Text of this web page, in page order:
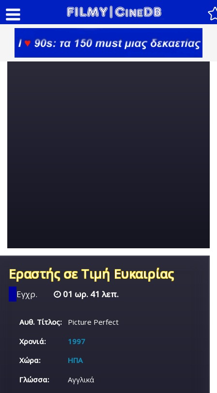
Εραστής σε Τιμή Ευκαιρίας
Εγχρ. 01 ωρ. 41 λεπ.
Αυθ. Τίτλος:
Picture Perfect
Χρονιά:
1997
Χώρα:
ΗΠΑ
Γλώσσα:
Αγγλικά